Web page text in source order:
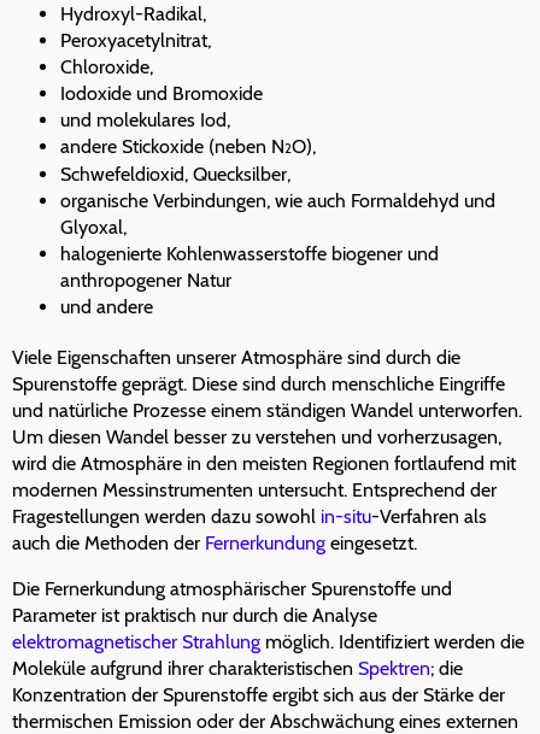
Hydroxyl-Radikal,
Peroxyacetylnitrat,
Chloroxide,
Iodoxide und Bromoxide
und molekulares Iod,
andere Stickoxide (neben N2O),
Schwefeldioxid, Quecksilber,
organische Verbindungen, wie auch Formaldehyd und
Glyoxal,
halogenierte Kohlenwasserstoffe biogener und
anthropogener Natur
und andere
Viele Eigenschaften unserer Atmosphäre sind durch die
Spurenstoffe geprägt. Diese sind durch menschliche Eingriffe
und natürliche Prozesse einem ständigen Wandel unterworfen.
Um diesen Wandel besser zu verstehen und vorherzusagen,
wird die Atmosphäre in den meisten Regionen fortlaufend mit
modernen Messinstrumenten untersucht. Entsprechend der
Fragestellungen werden dazu sowohl in-situ-Verfahren als
auch die Methoden der Fernerkundung eingesetzt.
Die Fernerkundung atmosphärischer Spurenstoffe und
Parameter ist praktisch nur durch die Analyse
elektromagnetischer Strahlung möglich. Identifiziert werden die
Moleküle aufgrund ihrer charakteristischen Spektren; die
Konzentration der Spurenstoffe ergibt sich aus der Stärke der
thermischen Emission oder der Abschwächung eines externen